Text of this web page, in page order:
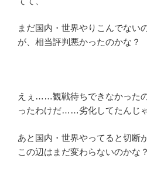
まだ国内・世界やりこんでない
が、相当評判悪かったのかな？
えぇ……観戦待ちできなかった
ったわけだ……劣化してたんじ
あと国内・世界やってると切断
この辺はまだ変わらないのかな？